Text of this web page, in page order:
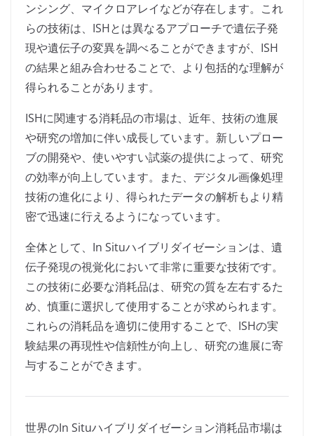
ンシング、マイクロアレイなどが存在します。これ
らの技術は、ISHとは異なるアプローチで遺伝子発
現や遺伝子の変異を調べることができますが、ISH
の結果と組み合わせることで、より包括的な理解が
得られることがあります。
ISHに関連する消耗品の市場は、近年、技術の進展
や研究の増加に伴い成長しています。新しいプロー
ブの開発や、使いやすい試薬の提供によって、研究
の効率が向上しています。また、デジタル画像処理
技術の進化により、得られたデータの解析もより精
密で迅速に行えるようになっています。
全体として、In Situハイブリダイゼーションは、遺
伝子発現の視覚化において非常に重要な技術です。
この技術に必要な消耗品は、研究の質を左右するた
め、慎重に選択して使用することが求められます。
これらの消耗品を適切に使用することで、ISHの実
験結果の再現性や信頼性が向上し、研究の進展に寄
与することができます。
世界のIn Situハイブリダイゼーション消耗品市場は